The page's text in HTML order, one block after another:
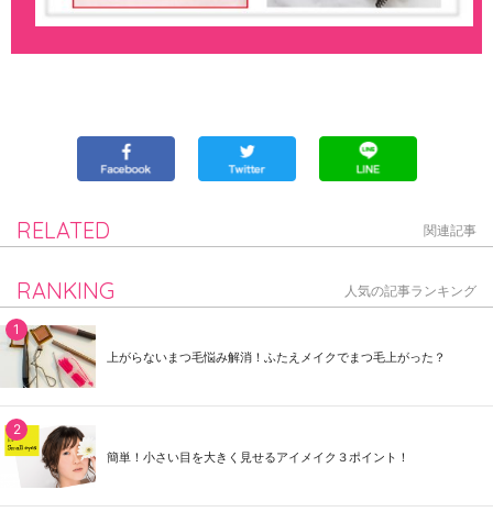
RELATED 関連記事
RANKING 人気の記事ランキング
上がらないまつ毛悩み解消！ふたえメイクでまつ毛上がった？
簡単！小さい目を大きく見せるアイメイク３ポイント！